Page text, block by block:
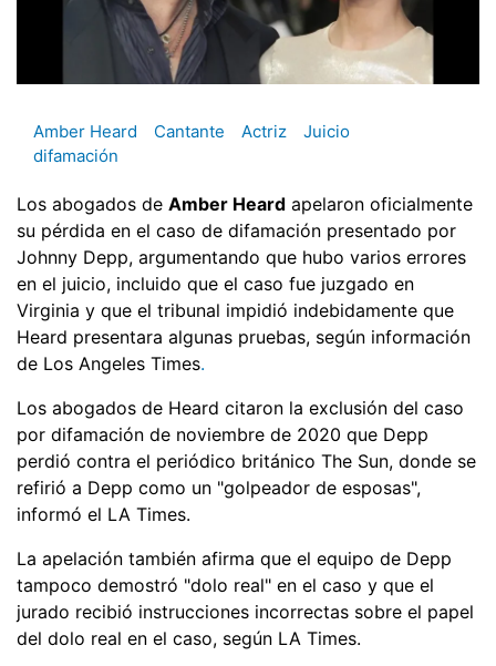
Amber Heard Cantante Actriz
Juicio
difamación
Los abogados de Amber Heard apelaron oficialmente
su pérdida en el caso de difamación presentado por
Johnny Depp, argumentando que hubo varios errores
en el juicio, incluido que el caso fue juzgado en
Virginia y que el tribunal impidió indebidamente que
Heard presentara algunas pruebas, según información
de Los Angeles Times.
Los abogados de Heard citaron la exclusión del caso
por difamación de noviembre de 2020 que Depp
perdió contra el periódico británico The Sun, donde se
refirió a Depp como un "golpeador de esposas",
informó el LA Times.
La apelación también afirma que el equipo de Depp
tampoco demostró "dolo real" en el caso y que el
jurado recibió instrucciones incorrectas sobre el papel
del dolo real en el caso, según LA Times.